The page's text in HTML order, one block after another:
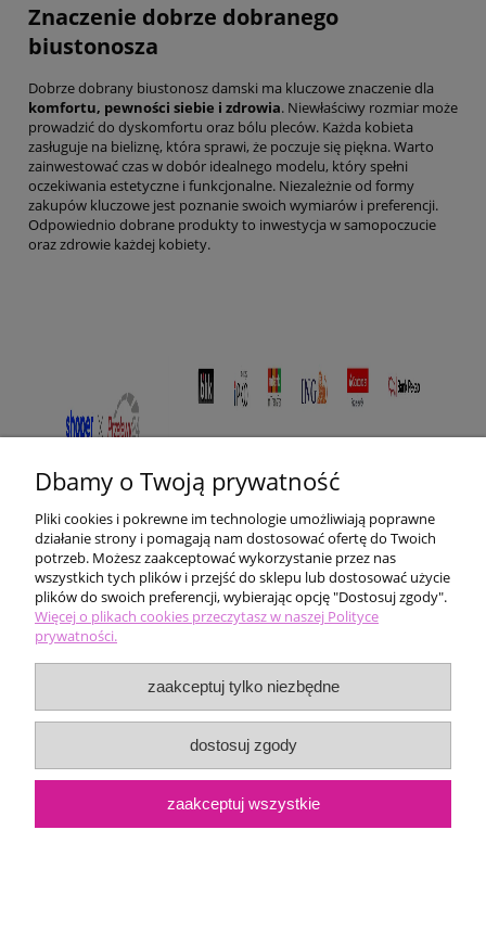
Znaczenie dobrze dobranego
biustonosza
Dobrze dobrany biustonosz damski ma kluczowe znaczenie dla
komfortu, pewności siebie i zdrowia. Niewłaściwy rozmiar może
prowadzić do dyskomfortu oraz bólu pleców. Każda kobieta
zasługuje na bieliznę, która sprawi, że poczuje się piękna. Warto
zainwestować czas w dobór idealnego modelu, który spełni
oczekiwania estetyczne i funkcjonalne. Niezależnie od formy
zakupów kluczowe jest poznanie swoich wymiarów i preferencji.
Odpowiednio dobrane produkty to inwestycja w samopoczucie
oraz zdrowie każdej kobiety.
Pomoc
Moje konto
Płatności i dostawa
Informacje
Dbamy o Twoją prywatność
Pliki cookies i pokrewne im technologie umożliwiają poprawne
działanie strony i pomagają nam dostosować ofertę do Twoich
potrzeb. Możesz zaakceptować wykorzystanie przez nas
wszystkich tych plików i przejść do sklepu lub dostosować użycie
plików do swoich preferencji, wybierając opcję "Dostosuj zgody".
Więcej o plikach cookies przeczytasz w naszej Polityce
prywatności.
zaakceptuj tylko niezbędne
dostosuj zgody
zaakceptuj wszystkie